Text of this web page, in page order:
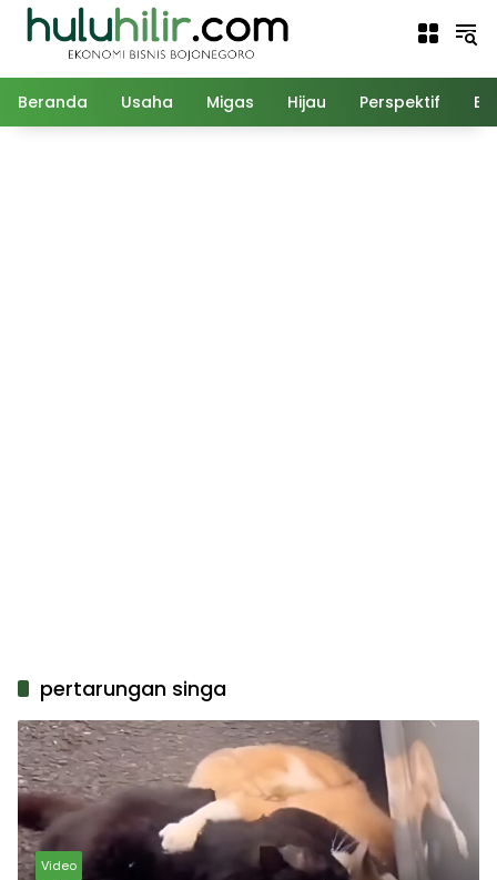
Langsung
Beranda Usaha Migas Hijau Perspektif
pertarungan singa
Video